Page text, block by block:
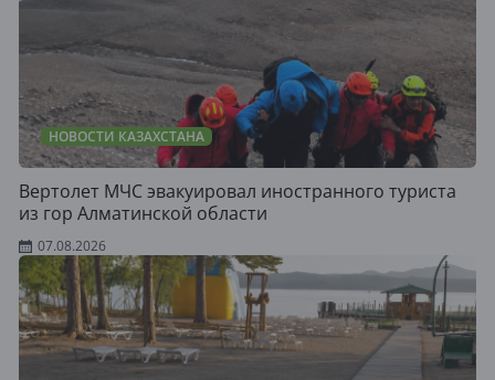
НОВОСТИ КАЗАХСТАНА
Вертолет МЧС эвакуировал иностранного туриста
из гор Алматинской области
07.08.2026